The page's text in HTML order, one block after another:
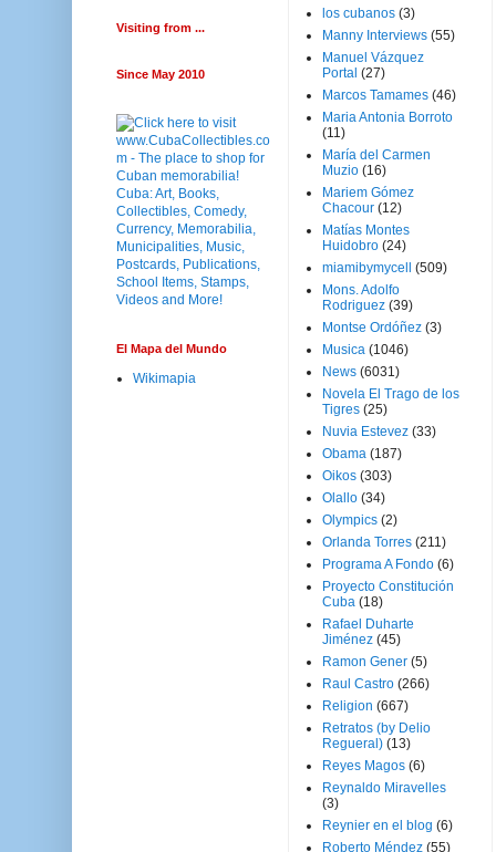
Visiting from ...
Since May 2010
El Mapa del Mundo
Wikimapia
los cubanos (3)
Manny Interviews (55)
Manuel Vázquez
Portal (27)
Marcos Tamames (46)
Maria Antonia Borroto
(11)
María del Carmen
Muzio (16)
Mariem Gómez
Chacour (12)
Matías Montes
Huidobro (24)
miamibymycell
(509)
Mons. Adolfo
Rodriguez (39)
Montse Ordóñez (3)
Musica (1046)
News (6031)
Novela El Trago de los
Tigres (25)
Nuvia Estevez (33)
Obama (187)
Oikos (303)
Olallo (34)
Olympics (2)
Orlanda Torres (211)
Programa A Fondo (6)
Proyecto Constitución
Cuba (18)
Rafael Duharte
Jiménez (45)
Ramon Gener (5)
Raul Castro (266)
Religion (667)
Retratos (by Delio
Regueral) (13)
Reyes Magos (6)
Reynaldo Miravelles
(3)
Reynier en el blog (6)
Roberto Méndez (55)